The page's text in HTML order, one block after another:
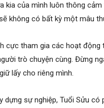
kia của mình luôn thông
không có bất kỳ một mâu
cực tham gia các hoạt động
trò chuyện cùng. Đừng
lấy cho riêng mình.
dựng sự nghiệp, Tuổi Sửu